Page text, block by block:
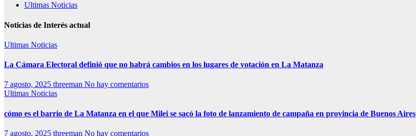
Ultimas Noticias
Noticias de Interés actual
Ultimas Noticias
La Cámara Electoral definió que no habrá cambios en los lugares de votación en La Matanza
7 agosto, 2025 threeman No hay comentarios
Ultimas Noticias
cómo es el barrio de La Matanza en el que Milei se sacó la foto de lanzamiento de campaña en provincia de Buenos Aires
7 agosto, 2025 threeman No hay comentarios